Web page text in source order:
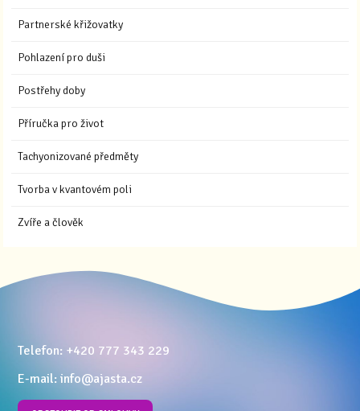
Partnerské křižovatky
Pohlazení pro duši
Postřehy doby
Příručka pro život
Tachyonizované předměty
Tvorba v kvantovém poli
Zvíře a člověk
Telefon: +420 777 343 229
E-mail: info@ajasta.cz